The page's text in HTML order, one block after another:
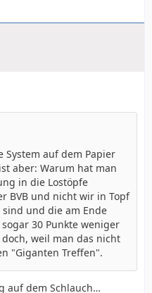
System auf dem Papier
aber: Warum hat man
in die Lostöpfe
BVB und nicht wir in Topf
und die am Ende
30 Punkte weniger
weil man das nicht
"Giganten Treffen".
auf dem Schlauch…